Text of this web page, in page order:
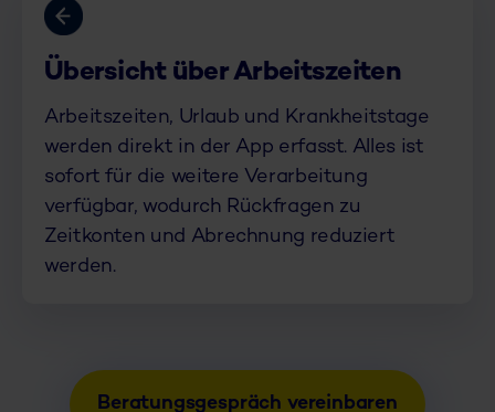
Übersicht über Arbeitszeiten
Arbeitszeiten, Urlaub und Krankheitstage
werden direkt in der App erfasst. Alles ist
sofort für die weitere Verarbeitung
verfügbar, wodurch Rückfragen zu
Zeitkonten und Abrechnung reduziert
werden.
Beratungsgespräch vereinbaren